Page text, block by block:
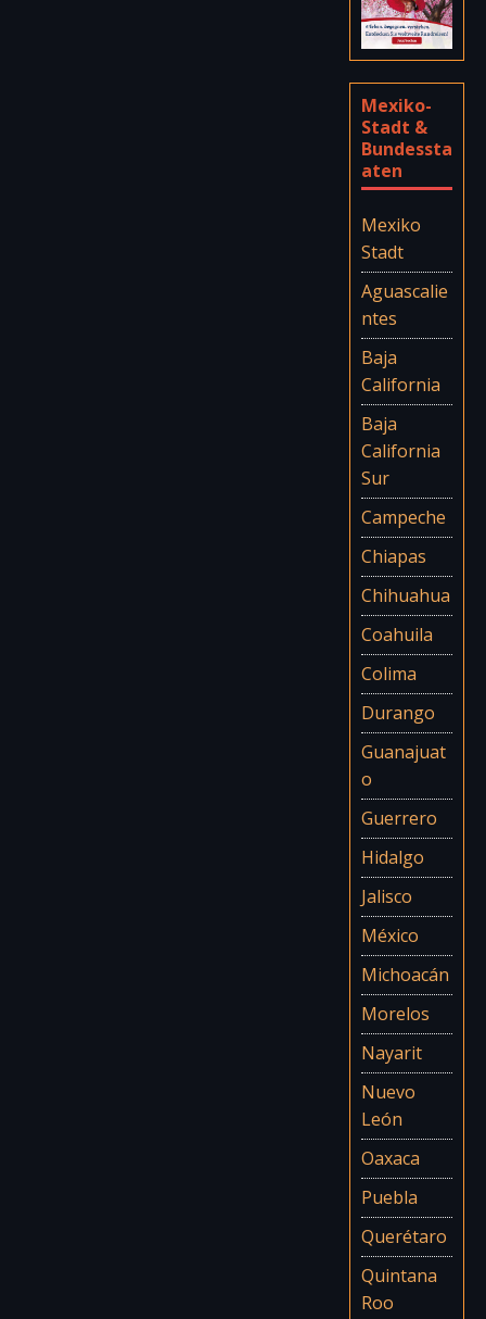
Mexiko-
Stadt &
Bundessta
aten
Mexiko
Stadt
Aguascalie
ntes
Baja
California
Baja
California
Sur
Campeche
Chiapas
Chihuahua
Coahuila
Colima
Durango
Guanajuat
o
Guerrero
Hidalgo
Jalisco
México
Michoacán
Morelos
Nayarit
Nuevo
León
Oaxaca
Puebla
Querétaro
Quintana
Roo